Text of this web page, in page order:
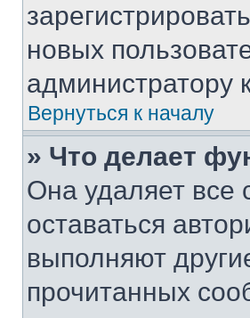
новых
администратору
Вернуться к началу
» Что делает
Она удаляет все
оставаться
выполняют
прочитанных